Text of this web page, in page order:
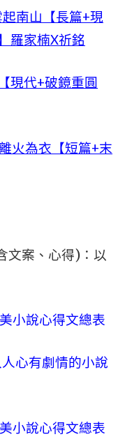
起南山【長篇+現
羅家楠X祈銘
現代+破鏡重圓
火為衣【短篇+末
文案、心得)：以
小說心得文總表
心有劇情的小說
小說心得文總表